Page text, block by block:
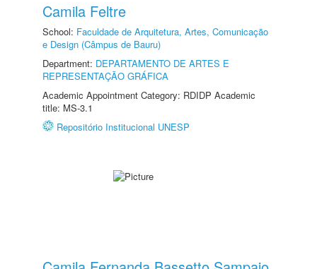
Camila Feltre
School: Faculdade de Arquitetura, Artes, Comunicação
e Design (Câmpus de Bauru)
Department: DEPARTAMENTO DE ARTES E
REPRESENTAÇÃO GRÁFICA
Academic Appointment Category: RDIDP Academic
title: MS-3.1
Repositório Institucional UNESP